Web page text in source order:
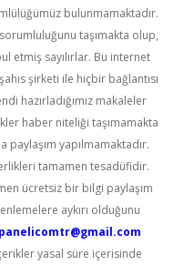
bulunmamaktadır.
taşımakta olup,
etmiş sayılırlar. Bu internet
şirketi ile hiçbir bağlantısı
hazırladığımız makaleler
haber niteliği taşımamakta
paylaşım yapılmamaktadır.
tamamen tesadüfidir.
ücretsiz bir bilgi paylaşım
aykırı olduğunu
yasal süre içerisinde